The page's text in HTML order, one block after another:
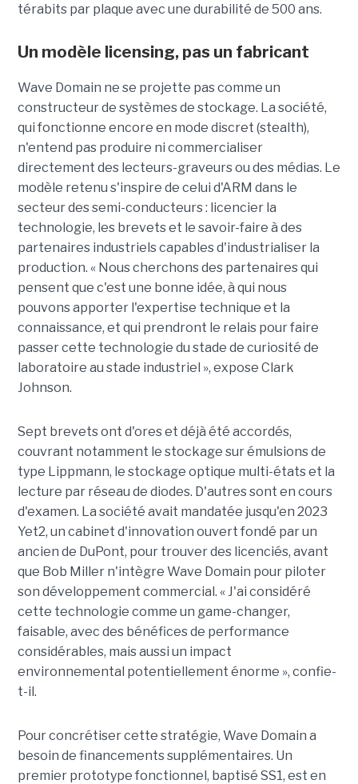
térabits par plaque avec une durabilité de 500 ans.
Un modèle licensing, pas un fabricant
Wave Domain ne se projette pas comme un
constructeur de systèmes de stockage. La société,
qui fonctionne encore en mode discret (stealth),
n'entend pas produire ni commercialiser
directement des lecteurs-graveurs ou des médias. Le
modèle retenu s'inspire de celui d'ARM dans le
secteur des semi-conducteurs : licencier la
technologie, les brevets et le savoir-faire à des
partenaires industriels capables d'industrialiser la
production. « Nous cherchons des partenaires qui
pensent que c'est une bonne idée, à qui nous
pouvons apporter l'expertise technique et la
connaissance, et qui prendront le relais pour faire
passer cette technologie du stade de curiosité de
laboratoire au stade industriel », expose Clark
Johnson.
Sept brevets ont d'ores et déjà été accordés,
couvrant notamment le stockage sur émulsions de
type Lippmann, le stockage optique multi-états et la
lecture par réseau de diodes. D'autres sont en cours
d'examen. La société avait mandatée jusqu'en 2023
Yet2, un cabinet d'innovation ouvert fondé par un
ancien de DuPont, pour trouver des licenciés, avant
que Bob Miller n'intègre Wave Domain pour piloter
son développement commercial. « J'ai considéré
cette technologie comme un game-changer,
faisable, avec des bénéfices de performance
considérables, mais aussi un impact
environnemental potentiellement énorme », confie-
t-il.
Pour concrétiser cette stratégie, Wave Domain a
besoin de financements supplémentaires. Un
premier prototype fonctionnel, baptisé SS1, est en